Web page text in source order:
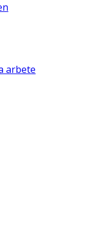
arbete